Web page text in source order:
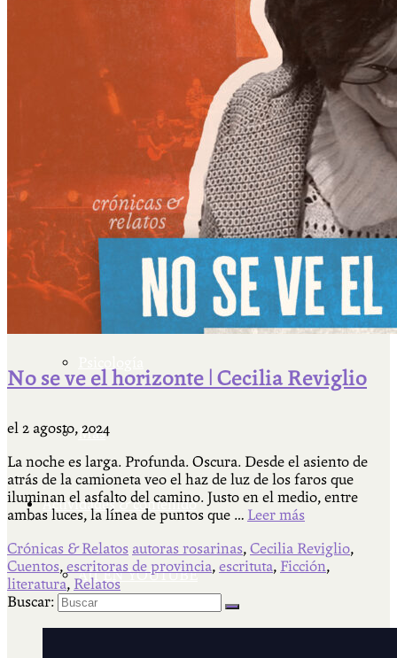
Actualidad y sociedad
Educación
Literatura
Filosofía
Más
Actividades & contenido
AJÍ EN YOUTUBE
No se ve el horizonte | Cecilia Reviglio
el 2 agosto, 2024
La noche es larga. Profunda. Oscura. Desde el asiento de
atrás de la camioneta veo el haz de luz de los faros que
iluminan el asfalto del camino. Justo en el medio, entre
ambas luces, la línea de puntos que … Leer más
Crónicas & Relatos autoras rosarinas, Cecilia Reviglio,
Cuentos, escritoras de provincia, escrituta, Ficción,
literatura, Relatos
Buscar: